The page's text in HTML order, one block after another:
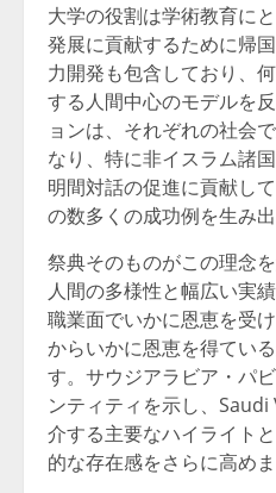
大学の役割は学術教育に
発展に貢献するために帰
力開発も包含しており、
する人間中心のモデルを
ョンは、それぞれの社会
なり、特に非イスラム諸
明間対話の促進に貢献し
の数多くの成功例を生み出
祭典そのものがこの理念
人間の多様性と幅広い実
職業面でいかに恩恵を受
からいかに恩恵を得てい
す。サウジアラビア・パ
ンティティを示し、
介する主要なハイライト
的な存在感をさらに高めま